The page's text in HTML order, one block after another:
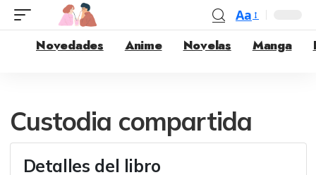
Aa
Novedades
Anime Novelas Manga
Custodia compartida
Detalles del libro